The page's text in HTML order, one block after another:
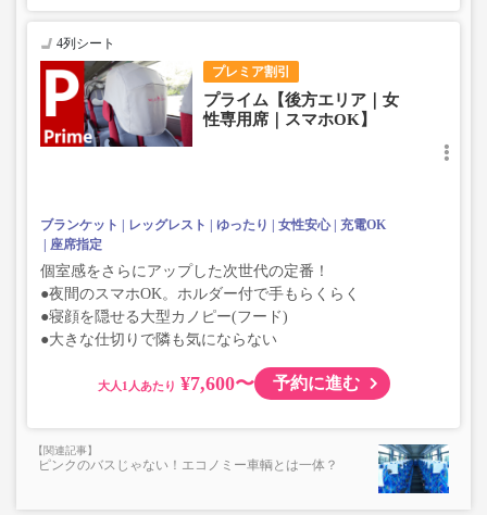
プレミア割引
4列シート
プライム【後方エリア｜女
性専用席｜スマホOK】
ブランケット レッグレスト ゆったり 女性安心
充電OK
座席指定
個室感をさらにアップした次世代の定番！
●夜間のスマホOK。ホルダー付で手もらくらく
●寝顔を隠せる大型カノピー(フード)
●大きな仕切りで隣も気にならない
大人 ¥7,600〜 予約に進む
ピンクのバスじゃない！エコノミー車輌とは一体？